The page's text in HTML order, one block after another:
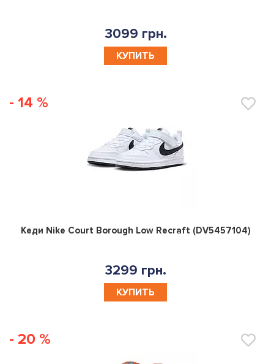
3099 грн.
КУПИТЬ
- 14 %
0
Кеди Nike Court Borough Low Recraft (DV5457104)
3299 грн.
КУПИТЬ
- 20 %